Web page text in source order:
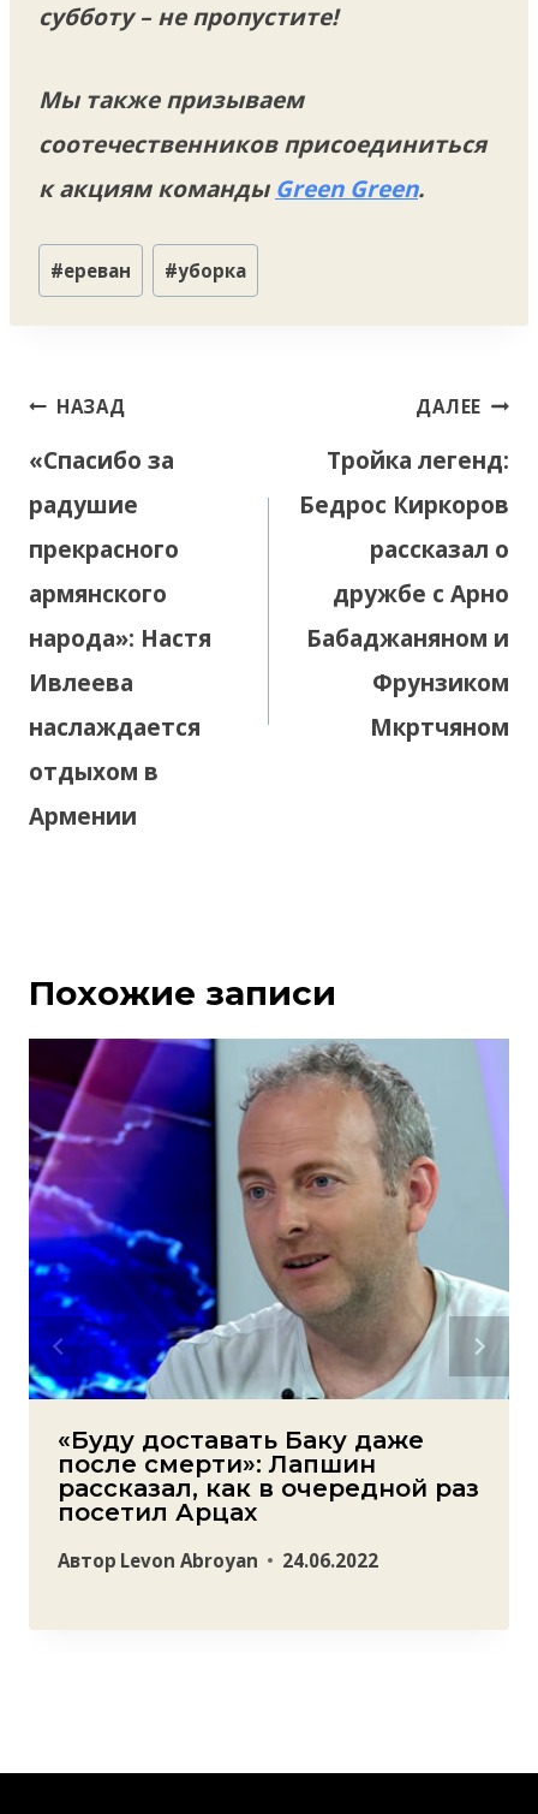
субботу – не пропустите!
Мы также призываем
соотечественников присоединиться
к акциям команды Green Green.
Метки
записи:
#ереван #уборка
Навигация
записям
НАЗАД
«Спасибо за
радушие
прекрасного
армянского
народа»: Настя
Ивлеева
наслаждается
отдыхом в
Армении
ДАЛЕЕ
Тройка легенд:
Бедрос Киркоров
рассказал о
дружбе с Арно
Бабаджаняном и
Фрунзиком
Мкртчяном
Похожие записи
«Буду доставать Баку даже
после смерти»: Лапшин
рассказал, как в очередной раз
посетил Арцах
Автор Levon Abroyan 24.06.2022